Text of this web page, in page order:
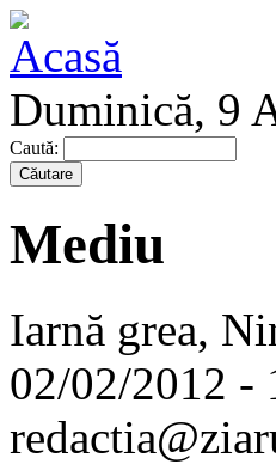
Duminică, 9
Caută:
Mediu
Iarnă grea,
02/02/2012 -